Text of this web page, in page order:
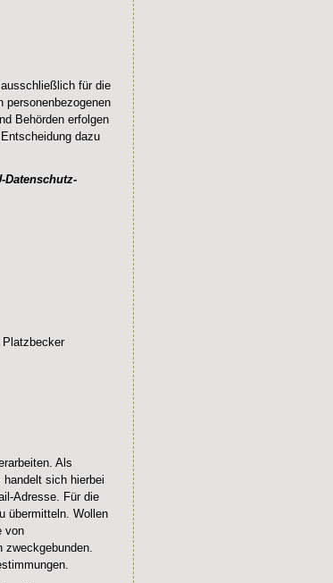
für die
personenbezogenen
Behörden erfolgen
dazu
Datenschutz-
Platzbecker
Als
sich hierbei
Adresse. Für die
übermitteln. Wollen
von
zweckgebunden.